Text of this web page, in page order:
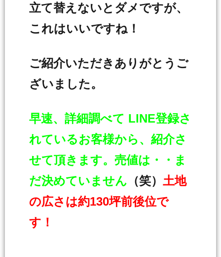
立て替えないとダメですが、
これはいいですね！
ご紹介いただきありがとうご
ざいました。
早速、詳細調べて LINE登録さ
れているお客様から、紹介さ
せて頂きます。売値は・・ま
だ決めていません （笑） 土地
の広さは約130坪前後位で
す！